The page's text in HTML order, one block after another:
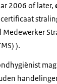
2006 of later,
).